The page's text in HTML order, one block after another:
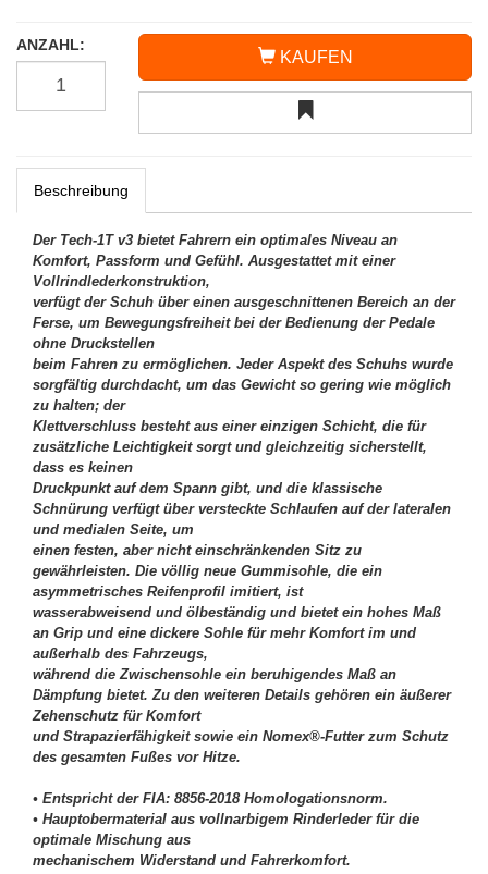
ANZAHL:
KAUFEN
Beschreibung
Der Tech-1T v3 bietet Fahrern ein optimales Niveau an
Komfort, Passform und Gefühl. Ausgestattet mit einer
Vollrindlederkonstruktion,
verfügt der Schuh über einen ausgeschnittenen Bereich an der
Ferse, um Bewegungsfreiheit bei der Bedienung der Pedale
ohne Druckstellen
beim Fahren zu ermöglichen. Jeder Aspekt des Schuhs wurde
sorgfältig durchdacht, um das Gewicht so gering wie möglich
zu halten; der
Klettverschluss besteht aus einer einzigen Schicht, die für
zusätzliche Leichtigkeit sorgt und gleichzeitig sicherstellt,
dass es keinen
Druckpunkt auf dem Spann gibt, und die klassische
Schnürung verfügt über versteckte Schlaufen auf der lateralen
und medialen Seite, um
einen festen, aber nicht einschränkenden Sitz zu
gewährleisten. Die völlig neue Gummisohle, die ein
asymmetrisches Reifenprofil imitiert, ist
wasserabweisend und ölbeständig und bietet ein hohes Maß
an Grip und eine dickere Sohle für mehr Komfort im und
außerhalb des Fahrzeugs,
während die Zwischensohle ein beruhigendes Maß an
Dämpfung bietet. Zu den weiteren Details gehören ein äußerer
Zehenschutz für Komfort
und Strapazierfähigkeit sowie ein Nomex®-Futter zum Schutz
des gesamten Fußes vor Hitze.
• Entspricht der FIA: 8856-2018 Homologationsnorm.
• Hauptobermaterial aus vollnarbigem Rinderleder für die
optimale Mischung aus
mechanischem Widerstand und Fahrerkomfort.